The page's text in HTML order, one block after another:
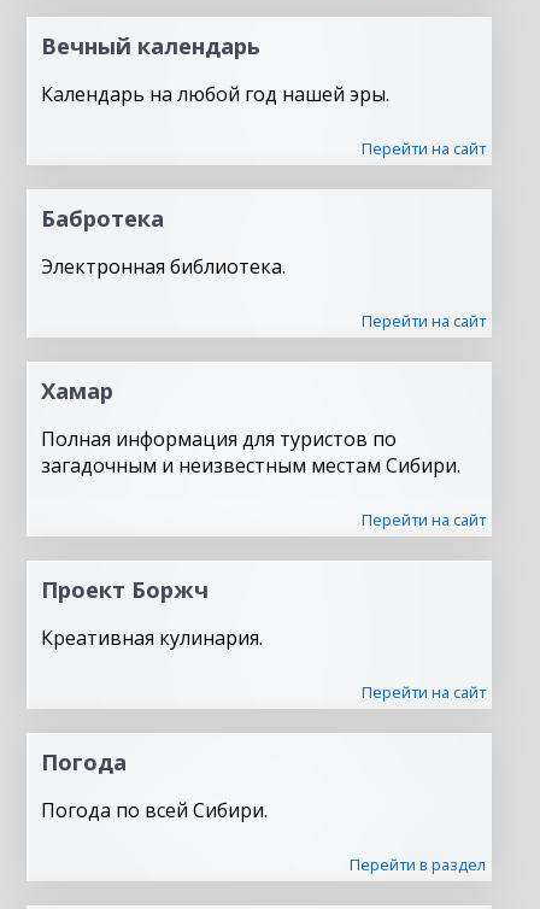
Вечный календарь
Календарь на любой год нашей эры.
Перейти на сайт
Бабротека
Электронная библиотека.
Перейти на сайт
Хамар
Полная информация для туристов по
загадочным и неизвестным местам Сибири.
Перейти на сайт
Проект Боржч
Креативная кулинария.
Перейти на сайт
Погода
Погода по всей Сибири.
Перейти в раздел